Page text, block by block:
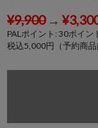
¥9,900→ ¥
PALポイント: 30ポイン
税込5,000円（予約商